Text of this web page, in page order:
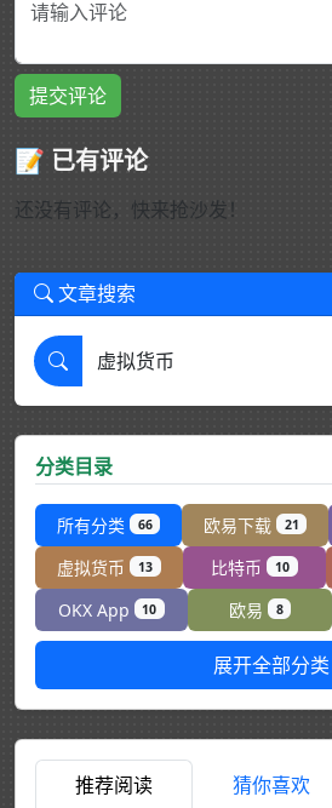
提交评论
📝 已有评论
还没有评论，快来抢沙发！
文章搜索
分类目录
所有分类 66 欧易下载 21
虚拟货币 13 比特币 10
OKX App 10 欧易 8
展开全部分类
推荐阅读 猜你喜欢